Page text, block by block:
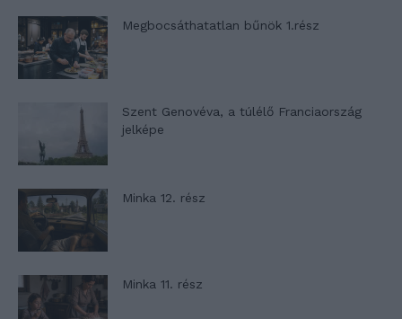
Megbocsáthatatlan bűnök 1.rész
Szent Genovéva, a túlélő Franciaország
jelképe
Minka 12. rész
Minka 11. rész